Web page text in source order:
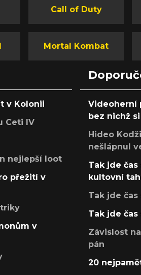
Call of Duty
Mortal Kombat
v Kolonii
Ceti IV
nejlepší loot
přežití v
v
Videoherní
bez nichž
Hideo
nešlápnul
Tak jde
kultovní
Tak jde
Tak jde
Závislost
pán
20